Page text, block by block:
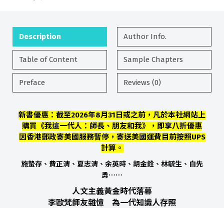
Description Author Info.
Table of Content Sample Chapters
Preface Reviews (0)
新書優惠：截至2026年8月31日或之前，凡於本社網站上
購買《我這一代人： 師長、朋友和我》，即享八折優惠
因香港郵政寄美國服務暫停，寄送美國運費目前按照UPS
計算。
施蟄存、費正清、夏志清、余英時、胡金銓、林毓生、白先
勇⋯⋯
人文主義黃金時代落幕
李歐梵師友雜憶 為一代知識人存照